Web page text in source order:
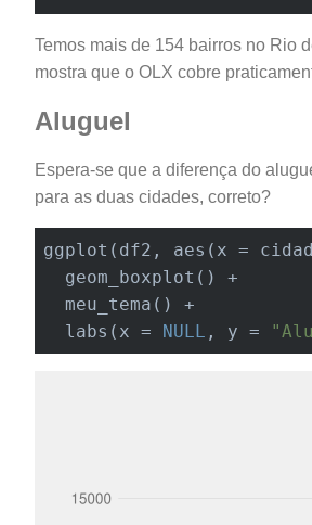
Temos mais de 154 bairros no Rio
mostra que o OLX cobre
Aluguel
Espera-se que a diferença do
para as duas cidades, correto?
ggplot(df2, aes(x =
  geom_boxplot() +
  meu_tema() +
labs (x = NULL , y =